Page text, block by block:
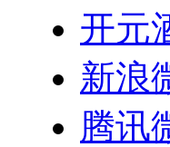
开元
新浪
腾讯